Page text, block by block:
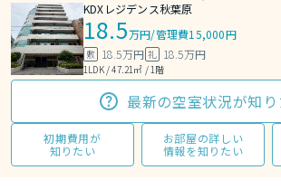
KDXレジデンス秋葉原
18.5万円/管理費15,000円
敷 18.5万円 礼 18.5万円
1LDK / 47.21㎡ / 1階
最新の空室状況が知り
初期費用が
知りたい
お部屋の詳しい
情報を知りたい